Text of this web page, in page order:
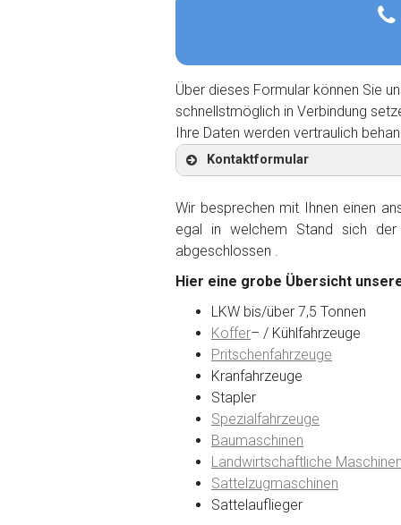
Über dieses Formular können Sie
schnellstmöglich in Verbindung
Ihre Daten werden vertraulich
Kontaktformular
Kontaktformular
Marke*
Model
Baujahr
Getriebe
Wir besprechen mit Ihnen einen
egal in welchem Stand sich
abgeschlossen .
Hier eine grobe Übersicht
LKW bis/über 7,5 Tonnen
Koffer– / Kühlfahrzeuge
Pritschenfahrzeuge
Kranfahrzeuge
Stapler
Spezialfahrzeuge
Baumaschinen
Landwirtschaftliche
Sattelzugmaschinen
Sattelauflieger